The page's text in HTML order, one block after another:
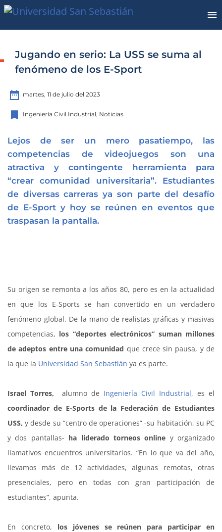
Jugando en serio: La USS se suma al
fenómeno de los E-Sport
date_range martes, 11 de julio del 2023
bookmark Ingeniería Civil Industrial, Noticias
Lejos de ser un mero pasatiempo, las
competencias de videojuegos son una
atractiva y contingente herramienta para
“crear comunidad universitaria”. Estudiantes
de diversas carreras ya son parte del desafío
de E-Sport y hoy se reúnen en eventos que
traspasan la pantalla.
Su origen se remonta a los años 80, pero es en la actualidad
en que los E-Sports se han convertido en un verdadero
fenómeno global. De la mano de realistas gráficas y masivas
competencias, los “deportes electrónicos” suman millones
de adeptos entre una comunidad que crece sin pausa, y de
la que la Universidad San Sebastián ya es parte.
Israel Torres, alumno de Ingeniería Civil Industrial, es el
coordinador de E-Sports de la Federación de Estudiantes
USS, y desde su “centro de operaciones” -su habitación, su PC
y dos pantallas- ha liderado torneos online y organizado
llamativos encuentros universitarios. “En lo que va del año,
llevamos más de 12 actividades, algunas remotas, otras
presenciales, pero en todas con gran participación de
estudiantes”, apunta.
En concreto, los jóvenes se reúnen para participar en